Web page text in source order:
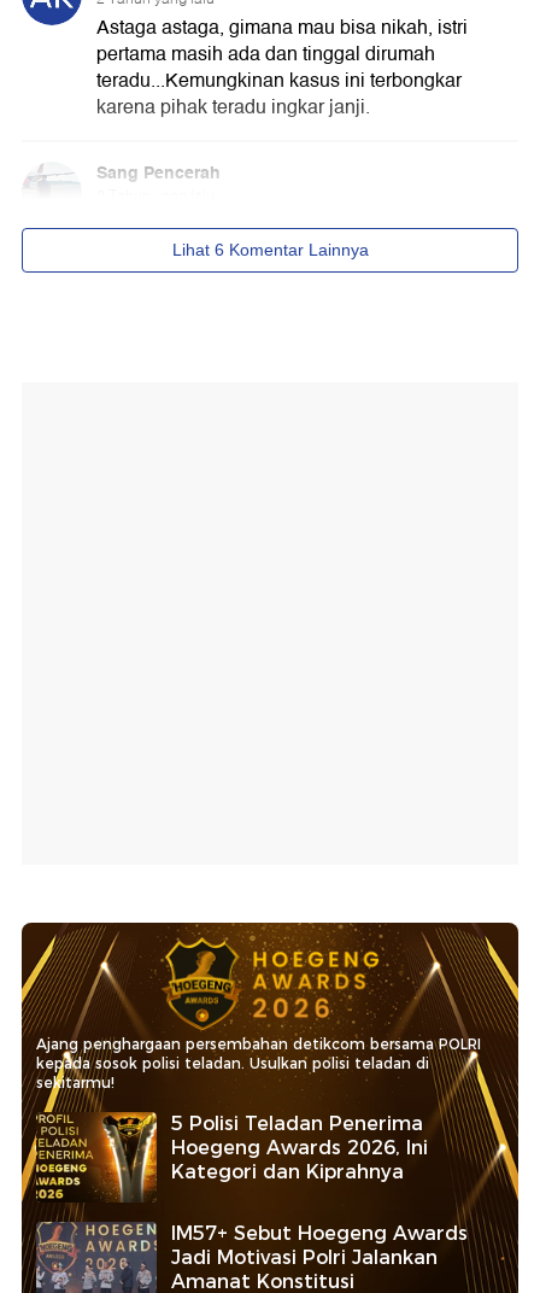
Ajang penghargaan persembahan detikcom bersama POLRI
kepada sosok polisi teladan. Usulkan polisi teladan di
sekitarmu!
5 Polisi Teladan Penerima
Hoegeng Awards 2026, Ini
Kategori dan Kiprahnya
IM57+ Sebut Hoegeng Awards
Jadi Motivasi Polri Jalankan
Amanat Konstitusi